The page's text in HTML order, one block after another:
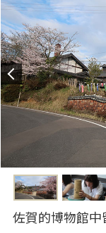
佐賀的博物館